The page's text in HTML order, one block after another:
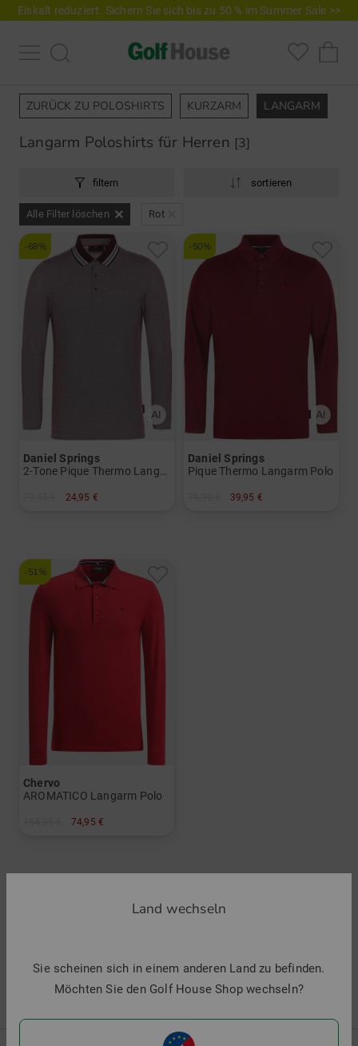
Eiskalt reduziert. Sichern Sie sich bis zu 50 % im Summer Sale >>
ZURÜCK ZU POLOSHIRTS KURZARM LANGARM
Langarm Poloshirts für Herren [3]
filtern sortieren
Alle Filter löschen Rot
-68%
Daniel Springs
24,95 €
-50%
Daniel Springs
Pique Thermo Langarm Polo
39,95 €
-51%
Chervo
AROMATICO Langarm Polo
74,95 €
Land wechseln
Sie scheinen sich in einem anderen Land zu befinden.
Möchten Sie den Golf House Shop wechseln?